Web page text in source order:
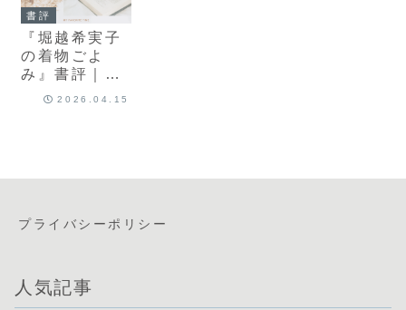
書評
『堀越希実子
の着物ごよ
み』書評｜心
に残った12月
2026.04.15
プライバシーポリシー
人気記事